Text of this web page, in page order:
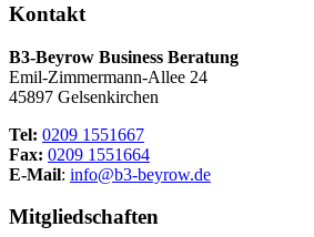
Kontakt
B3-Beyrow Business Beratung
Emil-Zimmermann-Allee 24
45897 Gelsenkirchen
Tel: 0209 1551667
Fax: 0209 1551664
E-Mail: info@b3-beyrow.de
Mitgliedschaften